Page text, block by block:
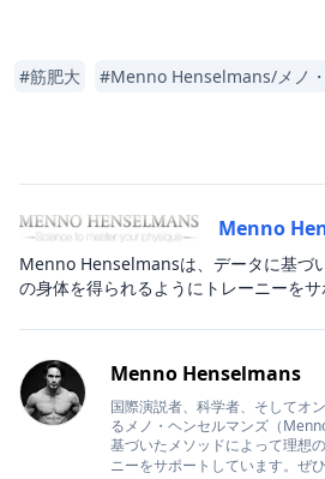
#筋肥大 #Menno Henselmans/メノ
Menno
Menno Henselmansは、データに基づ
の身体を得られるようにトレーニーをサ
Menno Henselmans
国際演説者、科学者、そしてオ
るメノ・ヘンセルマンズ（
基づいたメソッドによって理想
ニーをサポートしています。ぜ